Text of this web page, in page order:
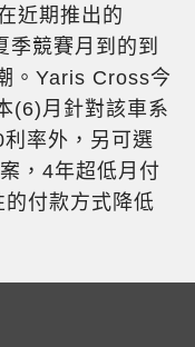
近期推出的
競賽月到的到
。Yaris Cross今
(6)月針對該車系
率外，另可選
，4年超低月付
付款方式降低